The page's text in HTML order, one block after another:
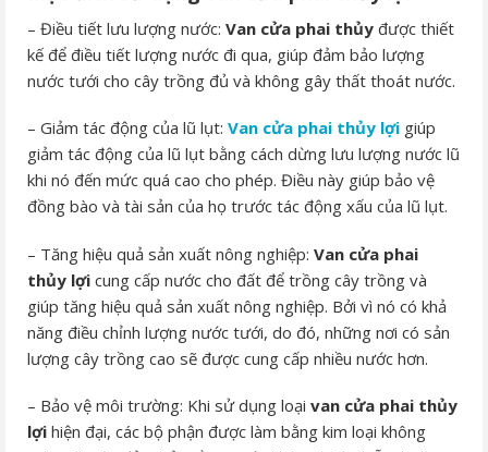
– Điều tiết lưu lượng nước: Van cửa phai thủy được thiết
kế để điều tiết lượng nước đi qua, giúp đảm bảo lượng
nước tưới cho cây trồng đủ và không gây thất thoát nước.
– Giảm tác động của lũ lụt: Van cửa phai thủy lợi giúp
giảm tác động của lũ lụt bằng cách dừng lưu lượng nước lũ
khi nó đến mức quá cao cho phép. Điều này giúp bảo vệ
đồng bào và tài sản của họ trước tác động xấu của lũ lụt.
– Tăng hiệu quả sản xuất nông nghiệp: Van cửa phai
thủy lợi cung cấp nước cho đất để trồng cây trồng và
giúp tăng hiệu quả sản xuất nông nghiệp. Bởi vì nó có khả
năng điều chỉnh lượng nước tưới, do đó, những nơi có sản
lượng cây trồng cao sẽ được cung cấp nhiều nước hơn.
– Bảo vệ môi trường: Khi sử dụng loại van cửa phai thủy
lợi hiện đại, các bộ phận được làm bằng kim loại không